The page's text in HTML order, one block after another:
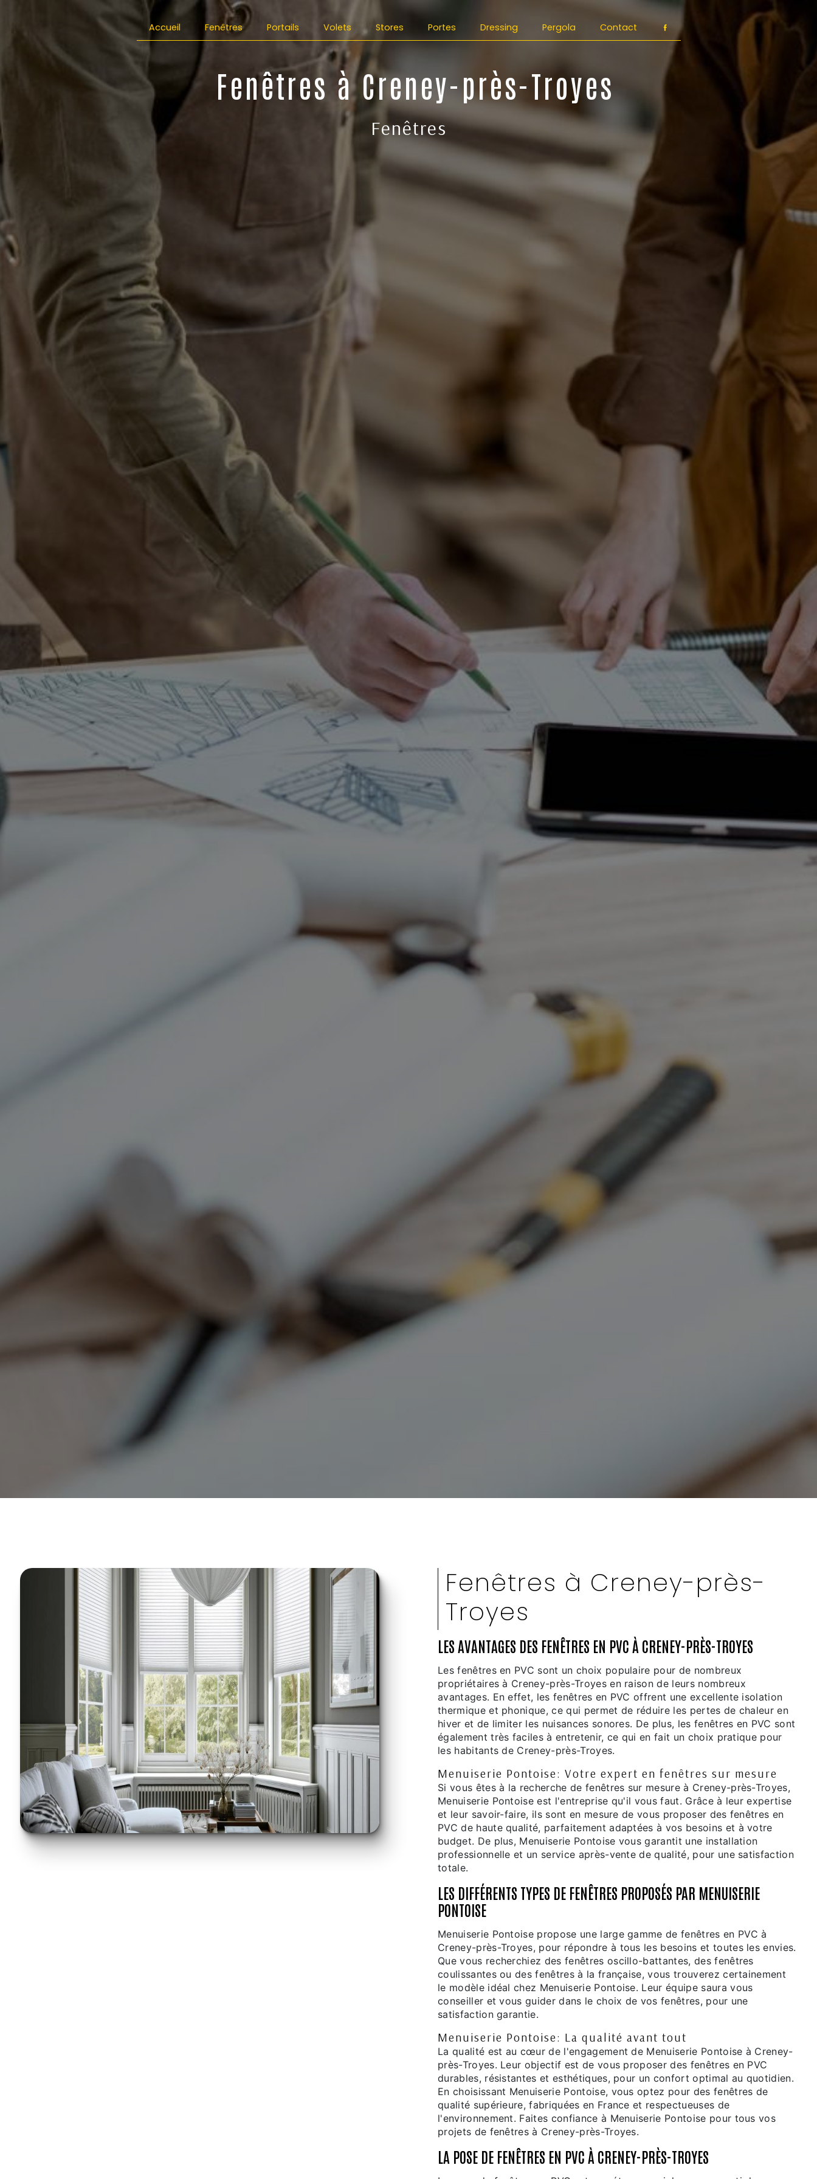
Accueil Fenêtres Portails Volets Stores Portes Dressing Pergola Contact
Fenêtres à Creney-près-Troyes
Fenêtres
Fenêtres à Creney-près-
Troyes
LES AVANTAGES DES FENÊTRES EN PVC À CRENEY-PRÈS-TROYES
Les fenêtres en PVC sont un choix populaire pour de nombreux
propriétaires à Creney-près-Troyes en raison de leurs nombreux
avantages. En effet, les fenêtres en PVC offrent une excellente isolation
thermique et phonique, ce qui permet de réduire les pertes de chaleur en
hiver et de limiter les nuisances sonores. De plus, les fenêtres en PVC sont
également très faciles à entretenir, ce qui en fait un choix pratique pour
les habitants de Creney-près-Troyes.
Menuiserie Pontoise: Votre expert en fenêtres sur mesure
Si vous êtes à la recherche de fenêtres sur mesure à Creney-près-Troyes,
Menuiserie Pontoise est l'entreprise qu'il vous faut. Grâce à leur expertise
et leur savoir-faire, ils sont en mesure de vous proposer des fenêtres en
PVC de haute qualité, parfaitement adaptées à vos besoins et à votre
budget. De plus, Menuiserie Pontoise vous garantit une installation
professionnelle et un service après-vente de qualité, pour une satisfaction
totale.
LES DIFFÉRENTS TYPES DE FENÊTRES PROPOSÉS PAR MENUISERIE
PONTOISE
Menuiserie Pontoise propose une large gamme de fenêtres en PVC à
Creney-près-Troyes, pour répondre à tous les besoins et toutes les envies.
Que vous recherchiez des fenêtres oscillo-battantes, des fenêtres
coulissantes ou des fenêtres à la française, vous trouverez certainement
le modèle idéal chez Menuiserie Pontoise. Leur équipe saura vous
conseiller et vous guider dans le choix de vos fenêtres, pour une
satisfaction garantie.
Menuiserie Pontoise: La qualité avant tout
La qualité est au cœur de l'engagement de Menuiserie Pontoise à Creney-
près-Troyes. Leur objectif est de vous proposer des fenêtres en PVC
durables, résistantes et esthétiques, pour un confort optimal au quotidien.
En choisissant Menuiserie Pontoise, vous optez pour des fenêtres de
qualité supérieure, fabriquées en France et respectueuses de
l'environnement. Faites confiance à Menuiserie Pontoise pour tous vos
projets de fenêtres à Creney-près-Troyes.
LA POSE DE FENÊTRES EN PVC À CRENEY-PRÈS-TROYES
Panneau de gestion des cookies